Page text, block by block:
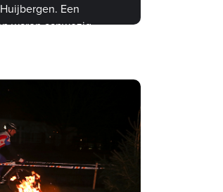
Een
waren aanwezig